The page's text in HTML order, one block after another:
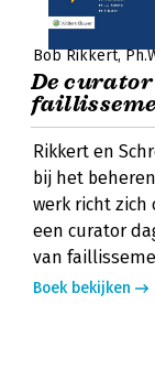
Bob Rikkert
De curator
Rikkert en
bij het
werk richt zich
een curator
van
Boek bekijken